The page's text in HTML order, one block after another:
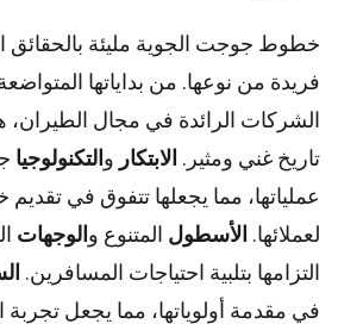
خطوط جوجت الجوية مليئة بالحقائق
فريدة من نوعها. من بداياتها
الشركات الرائدة في مجال الطيران،
تاريخ غني ومثير. الابتكار و التكنولوجيا
عملياتها، مما يجعلها تتفوق في
لعملائها. الأسطول المتنوع و الوجهات
التزامها بتلبية احتياجات المسافرين.
في مقدمة أولوياتها، مما يجعل